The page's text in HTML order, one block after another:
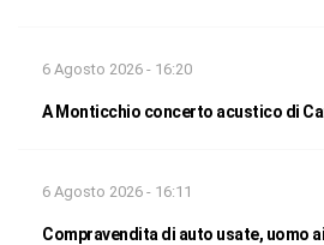
6 Agosto 2026 - 16:20
A Monticchio concerto acustico di
6 Agosto 2026 - 16:11
Compravendita di auto usate, uomo